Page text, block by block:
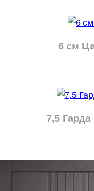
6 см
7,5